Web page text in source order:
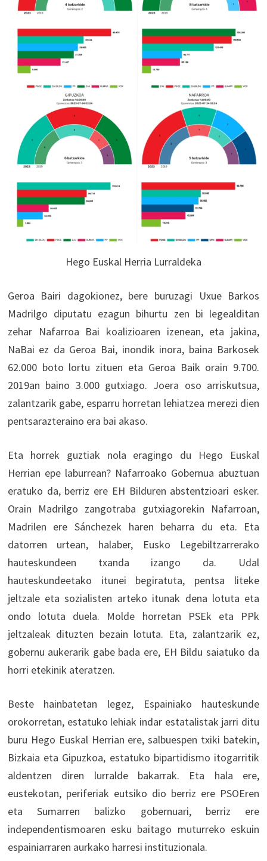
Hego Euskal Herria Lurraldeka
Geroa Bairi dagokionez, bere buruzagi Uxue Barkos
Madrilgo diputatu ezagun bihurtu zen bi legealditan
zehar Nafarroa Bai koalizioaren izenean, eta jakina,
NaBai ez da Geroa Bai, inondik inora, baina Barkosek
62.000 boto lortu zituen eta Geroa Baik orain 9.700.
2019an baino 3.000 gutxiago. Joera oso arriskutsua,
zalantzarik gabe, esparru horretan lehiatzea merezi dien
pentsarazteraino era bai akaso.
Eta horrek guztiak nola eragingo du Hego Euskal
Herrian epe laburrean? Nafarroako Gobernua abuztuan
eratuko da, berriz ere EH Bilduren abstentzioari esker.
Orain Madrilgo zangotraba gutxiagorekin Nafarroan,
Madrilen ere Sánchezek haren beharra du eta. Eta
datorren urtean, halaber, Eusko Legebiltzarrerako
hauteskundeen txanda izango da. Udal
hauteskundeetako itunei begiratuta, pentsa liteke
jeltzale eta sozialisten arteko itunak dena lotuta eta
ondo lotuta duela. Molde horretan PSEk eta PPk
jeltzaleak dituzten bezain lotuta. Eta, zalantzarik ez,
gobernu aukerarik gabe bada ere, EH Bildu saiatuko da
horri etekinik ateratzen.
Beste hainbatetan legez, Espainiako hauteskunde
orokorretan, estatuko lehiak indar estatalistak jarri ditu
buru Hego Euskal Herrian ere, salbuespen txiki batekin,
Bizkaia eta Gipuzkoa, estatuko bipartidismo itogarritik
aldentzen diren lurralde bakarrak. Eta hala ere,
eustekotan, periferiak eutsiko dio berriz ere PSOEren
eta Sumarren balizko gobernuari, berriz ere
independentismoaren esku baitago muturreko eskuin
espainiarraren aurkako harresi instituzionala.